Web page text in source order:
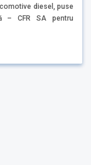
diesel, puse
– CFR SA pentru